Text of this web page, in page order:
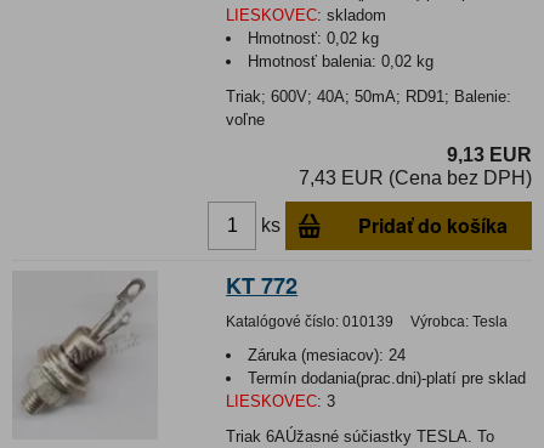
LIESKOVEC: skladom
Hmotnosť:0,02 kg
Hmotnosť balenia:0,02 kg
Triak; 600V; 40A; 50mA; RD91; Balenie:
voľne
9,13 EUR
7,43 EUR (Cena bez DPH)
ks Pridať do košíka
KT 772
Katalógové číslo: 010139 Výrobca: Tesla
Záruka (mesiacov): 24
Termín dodania(prac.dni)-platí pre sklad
LIESKOVEC: 3
Triak 6AÚžasné súčiastky TESLA. To